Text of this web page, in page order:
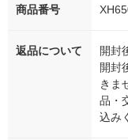
商品番号
返品について
開封
開封
きま
品・
込み